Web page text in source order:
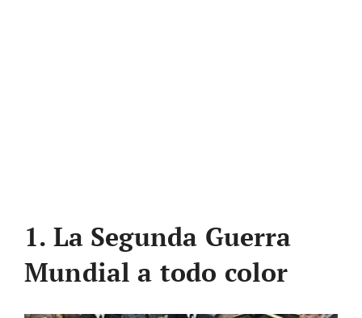
1. La Segunda Guerra
Mundial a todo color